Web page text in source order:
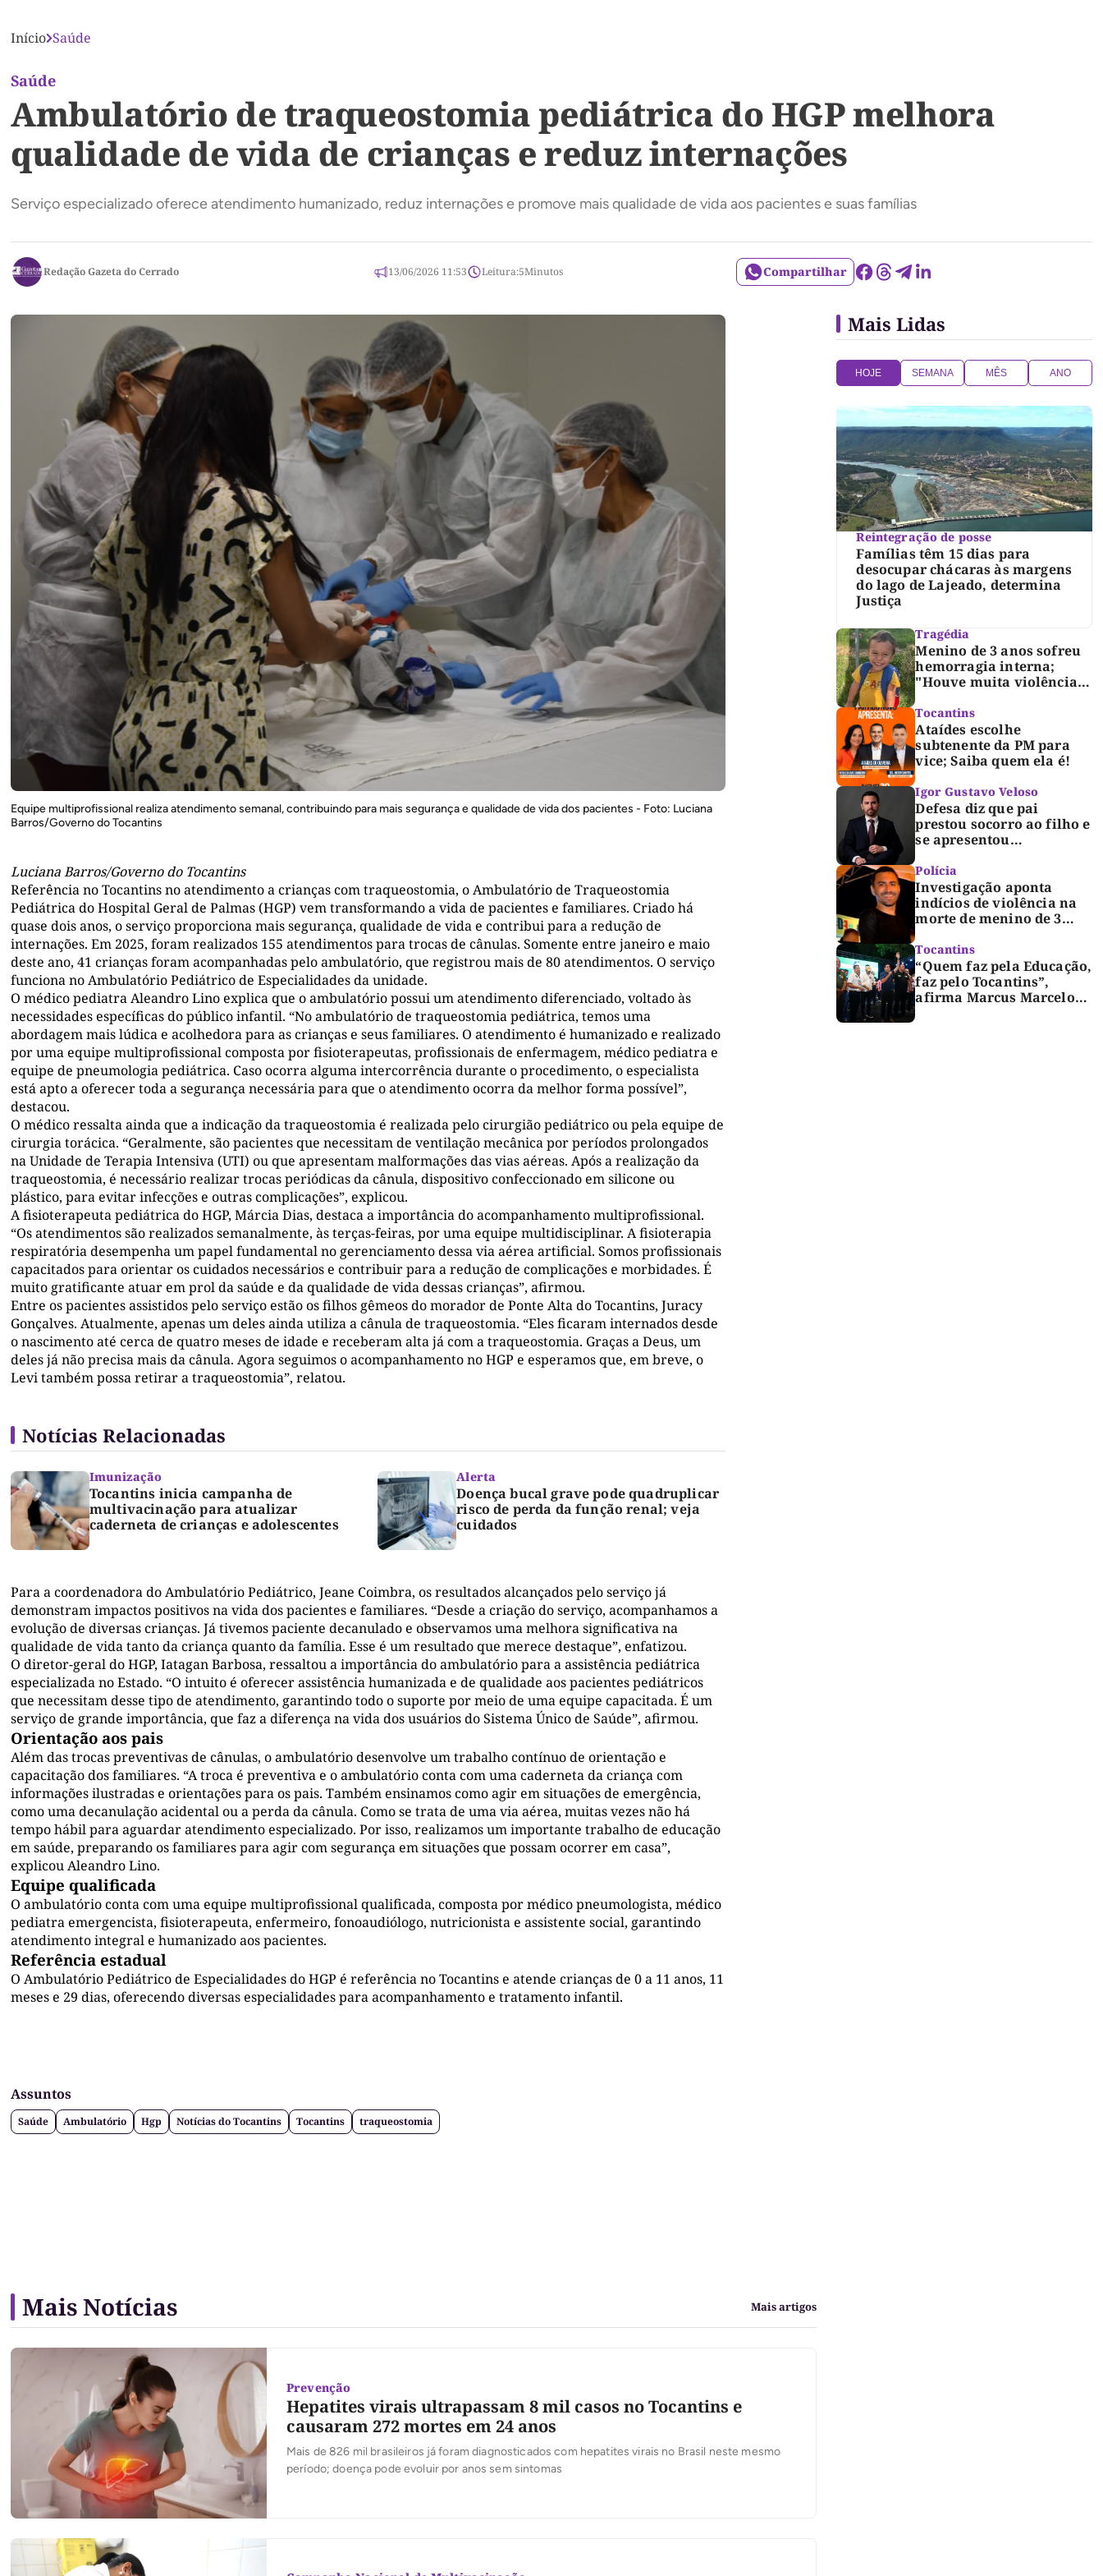
Início Saúde
Saúde
Ambulatório de traqueostomia pediátrica do HGP melhora
qualidade de vida de crianças e reduz internações
Serviço especializado oferece atendimento humanizado, reduz internações e promove mais qualidade de vida aos pacientes e suas famílias
Redação Gazeta do Cerrado 13/06/2026 11:53 Leitura:5Minutos Compartilhar
Equipe multiprofissional realiza atendimento semanal, contribuindo para mais segurança e qualidade de vida dos pacientes - Foto: Luciana
Barros/Governo do Tocantins
Luciana Barros/Governo do Tocantins
Referência no Tocantins no atendimento a crianças com traqueostomia, o Ambulatório de Traqueostomia
Pediátrica do Hospital Geral de Palmas (HGP) vem transformando a vida de pacientes e familiares. Criado há
quase dois anos, o serviço proporciona mais segurança, qualidade de vida e contribui para a redução de
internações. Em 2025, foram realizados 155 atendimentos para trocas de cânulas. Somente entre janeiro e maio
deste ano, 41 crianças foram acompanhadas pelo ambulatório, que registrou mais de 80 atendimentos. O serviço
funciona no Ambulatório Pediátrico de Especialidades da unidade.
O médico pediatra Aleandro Lino explica que o ambulatório possui um atendimento diferenciado, voltado às
necessidades específicas do público infantil. “No ambulatório de traqueostomia pediátrica, temos uma
abordagem mais lúdica e acolhedora para as crianças e seus familiares. O atendimento é humanizado e realizado
por uma equipe multiprofissional composta por fisioterapeutas, profissionais de enfermagem, médico pediatra e
equipe de pneumologia pediátrica. Caso ocorra alguma intercorrência durante o procedimento, o especialista
está apto a oferecer toda a segurança necessária para que o atendimento ocorra da melhor forma possível”,
destacou.
O médico ressalta ainda que a indicação da traqueostomia é realizada pelo cirurgião pediátrico ou pela equipe de
cirurgia torácica. “Geralmente, são pacientes que necessitam de ventilação mecânica por períodos prolongados
na Unidade de Terapia Intensiva (UTI) ou que apresentam malformações das vias aéreas. Após a realização da
traqueostomia, é necessário realizar trocas periódicas da cânula, dispositivo confeccionado em silicone ou
plástico, para evitar infecções e outras complicações”, explicou.
A fisioterapeuta pediátrica do HGP, Márcia Dias, destaca a importância do acompanhamento multiprofissional.
“Os atendimentos são realizados semanalmente, às terças-feiras, por uma equipe multidisciplinar. A fisioterapia
respiratória desempenha um papel fundamental no gerenciamento dessa via aérea artificial. Somos profissionais
capacitados para orientar os cuidados necessários e contribuir para a redução de complicações e morbidades. É
muito gratificante atuar em prol da saúde e da qualidade de vida dessas crianças”, afirmou.
Entre os pacientes assistidos pelo serviço estão os filhos gêmeos do morador de Ponte Alta do Tocantins, Juracy
Gonçalves. Atualmente, apenas um deles ainda utiliza a cânula de traqueostomia. “Eles ficaram internados desde
o nascimento até cerca de quatro meses de idade e receberam alta já com a traqueostomia. Graças a Deus, um
deles já não precisa mais da cânula. Agora seguimos o acompanhamento no HGP e esperamos que, em breve, o
Levi também possa retirar a traqueostomia”, relatou.
Notícias Relacionadas
Imunização
Tocantins inicia campanha de
multivacinação para atualizar
caderneta de crianças e adolescentes
Alerta
Doença bucal grave pode quadruplicar
risco de perda da função renal; veja
cuidados
Para a coordenadora do Ambulatório Pediátrico, Jeane Coimbra, os resultados alcançados pelo serviço já
demonstram impactos positivos na vida dos pacientes e familiares. “Desde a criação do serviço, acompanhamos a
evolução de diversas crianças. Já tivemos paciente decanulado e observamos uma melhora significativa na
qualidade de vida tanto da criança quanto da família. Esse é um resultado que merece destaque”, enfatizou.
O diretor-geral do HGP, Iatagan Barbosa, ressaltou a importância do ambulatório para a assistência pediátrica
especializada no Estado. “O intuito é oferecer assistência humanizada e de qualidade aos pacientes pediátricos
que necessitam desse tipo de atendimento, garantindo todo o suporte por meio de uma equipe capacitada. É um
serviço de grande importância, que faz a diferença na vida dos usuários do Sistema Único de Saúde”, afirmou.
Orientação aos pais
Além das trocas preventivas de cânulas, o ambulatório desenvolve um trabalho contínuo de orientação e
capacitação dos familiares. “A troca é preventiva e o ambulatório conta com uma caderneta da criança com
informações ilustradas e orientações para os pais. Também ensinamos como agir em situações de emergência,
como uma decanulação acidental ou a perda da cânula. Como se trata de uma via aérea, muitas vezes não há
tempo hábil para aguardar atendimento especializado. Por isso, realizamos um importante trabalho de educação
em saúde, preparando os familiares para agir com segurança em situações que possam ocorrer em casa”,
explicou Aleandro Lino.
Equipe qualificada
O ambulatório conta com uma equipe multiprofissional qualificada, composta por médico pneumologista, médico
pediatra emergencista, fisioterapeuta, enfermeiro, fonoaudiólogo, nutricionista e assistente social, garantindo
atendimento integral e humanizado aos pacientes.
Referência estadual
O Ambulatório Pediátrico de Especialidades do HGP é referência no Tocantins e atende crianças de 0 a 11 anos, 11
meses e 29 dias, oferecendo diversas especialidades para acompanhamento e tratamento infantil.
Assuntos
Saúde Ambulatório Hgp Notícias do Tocantins Tocantins traqueostomia
Mais Lidas
HOJE SEMANA MÊS ANO
Reintegração de posse
Famílias têm 15 dias para
desocupar chácaras às margens
do lago de Lajeado, determina
Justiça
Tragédia
Menino de 3 anos sofreu
hemorragia interna;
"Houve muita violência",
Tocantins
Ataídes escolhe
subtenente da PM para
vice; Saiba quem ela é!
Igor Gustavo Veloso
Defesa diz que pai
prestou socorro ao filho e
se apresentou
polícia após morte de
criança de 3 anos
Polícia
Investigação aponta
indícios de violência na
morte de menino de 3
Tocantins
“Quem faz pela Educação,
faz pelo Tocantins”,
afirma Marcus Marcelo
Mais Notícias Mais artigos
Prevenção
Hepatites virais ultrapassam 8 mil casos no Tocantins e
causaram 272 mortes em 24 anos
Mais de 826 mil brasileiros já foram diagnosticados com hepatites virais no Brasil neste mesmo
período; doença pode evoluir por anos sem sintomas